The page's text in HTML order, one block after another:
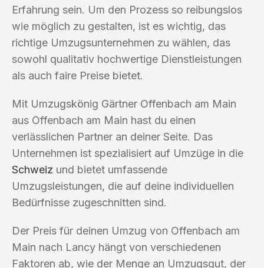
Erfahrung sein. Um den Prozess so reibungslos
wie möglich zu gestalten, ist es wichtig, das
richtige Umzugsunternehmen zu wählen, das
sowohl qualitativ hochwertige Dienstleistungen
als auch faire Preise bietet.
Mit Umzugskönig Gärtner Offenbach am Main
aus Offenbach am Main hast du einen
verlässlichen Partner an deiner Seite. Das
Unternehmen ist spezialisiert auf Umzüge in die
Schweiz und bietet umfassende
Umzugsleistungen, die auf deine individuellen
Bedürfnisse zugeschnitten sind.
Der Preis für deinen Umzug von Offenbach am
Main nach Lancy hängt von verschiedenen
Faktoren ab, wie der Menge an Umzugsgut, der